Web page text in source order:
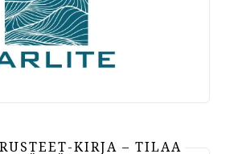
KIRJA – TILAA